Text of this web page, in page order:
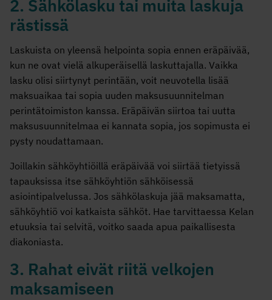
2. Sähkölasku tai muita laskuja
rästissä
Laskuista on yleensä helpointa sopia ennen eräpäivää,
kun ne ovat vielä alkuperäisellä laskuttajalla. Vaikka
lasku olisi siirtynyt perintään, voit neuvotella lisää
maksuaikaa tai sopia uuden maksusuunnitelman
perintätoimiston kanssa. Eräpäivän siirtoa tai uutta
maksusuunnitelmaa ei kannata sopia, jos sopimusta ei
pysty noudattamaan.
Joillakin sähköyhtiöillä eräpäivää voi siirtää tietyissä
tapauksissa itse sähköyhtiön sähköisessä
asiointipalvelussa. Jos sähkölaskuja jää maksamatta,
sähköyhtiö voi katkaista sähköt. Hae tarvittaessa Kelan
etuuksia tai selvitä, voitko saada apua paikallisesta
diakoniasta.
3. Rahat eivät riitä velkojen
maksamiseen